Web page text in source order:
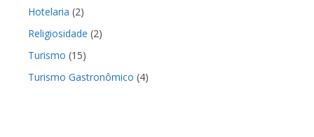
Hotelaria (2)
Religiosidade (2)
Turismo (15)
Turismo Gastronômico (4)